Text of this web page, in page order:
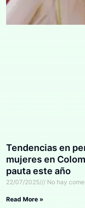
Tendencias en
mujeres en
pauta este año
22/07/2025 No hay
Read More »